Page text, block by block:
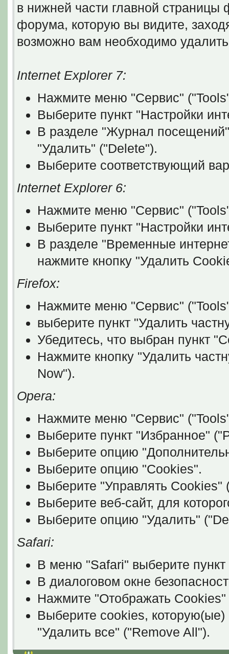
в нижней части главной
форума, которую вы видите,
возможно вам необходимо
Internet Explorer 7:
Нажмите меню "Сервис"
Выберите пункт "Настройки
В разделе "Журнал
"Удалить" ("Delete").
Выберите соответствующий
Internet Explorer 6:
Нажмите меню "Сервис"
Выберите пункт "Настройки
В разделе "Временные
нажмите кнопку "Удалить
Firefox:
Нажмите меню "Сервис"
выберите пункт "Удалить
Убедитесь, что выбран пункт
Нажмите кнопку "Удалить
Now").
Opera:
Нажмите меню "Сервис"
Выберите пункт "Избранное"
Выберите опцию
Выберите опцию "Cookies".
Выберите "Управлять Cookies"
Выберите веб-сайт, для
Выберите опцию "Удалить"
Safari:
В меню "Safari" выберите
В диалоговом окне
Нажмите "Отображать
Выберите cookies, которую(ые)
"Удалить все" ("Remove All").